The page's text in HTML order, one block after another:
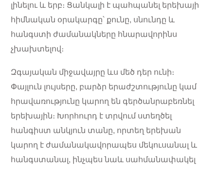
լինելու և երբ։ Ցանկալի է պահպանել երեխայի
հիմնական օրակարգը՝ քունը, սնունդը և
հանգստի ժամանակները հնարավորինս
չխախտելով։
Զգայական միջավայրը ևս մեծ դեր ունի։
Փայլուն լույսերը, բարձր երաժշտությունը կամ
հրավառությունը կարող են գերծանրաբեռնել
երեխային։ Խորհուրդ է տրվում ստեղծել
հանգիստ անկյուն տանը, որտեղ երեխան
կարող է ժամանակավորապես մեկուսանալ և
հանգստանալ, ինչպես նաև սահմանափակել